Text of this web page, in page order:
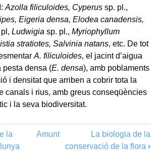
Azolla filiculoides, Cyperus sp. pl.,
Eigeria densa, Elodea canadensis,
Ludwigia sp. pl., Myriophyllum
stratiotes, Salvinia natans, etc. De tot
A. filiculoides, el jacint d’aigua
pesta densa (E. densa), amb poblaments
i densitat que arriben a cobrir tota la
canals i rius, amb greus conseqüències
i la seva biodiversitat.
la
Amunt
La biologia de la
conservació de la flora ›